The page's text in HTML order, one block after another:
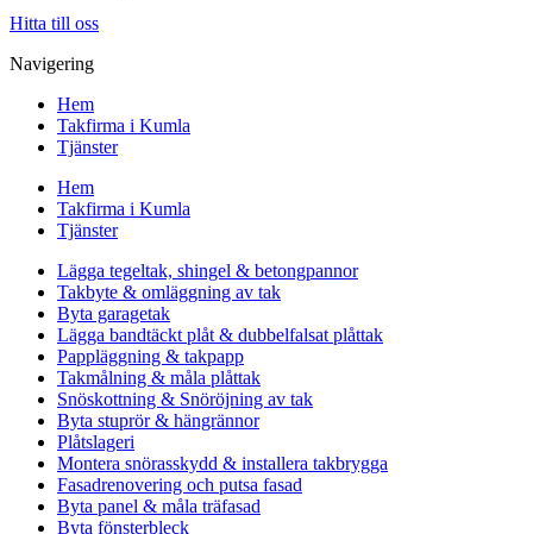
Hitta till oss
Navigering
Hem
Takfirma i Kumla
Tjänster
Hem
Takfirma i Kumla
Tjänster
Lägga tegeltak, shingel & betongpannor
Takbyte & omläggning av tak
Byta garagetak
Lägga bandtäckt plåt & dubbelfalsat plåttak
Pappläggning & takpapp
Takmålning & måla plåttak
Snöskottning & Snöröjning av tak
Byta stuprör & hängrännor
Plåtslageri
Montera snörasskydd & installera takbrygga
Fasadrenovering och putsa fasad
Byta panel & måla träfasad
Byta fönsterbleck